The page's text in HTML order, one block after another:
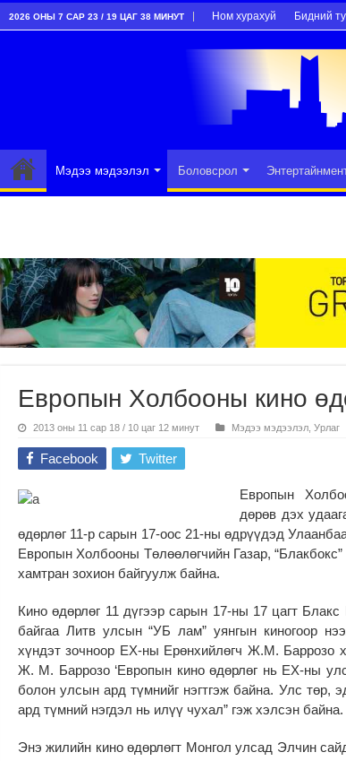
2026 ОНЫ 7 САР 23 / 19 ЦАГ 38 МИНУТ Ном хурахуй Бидний
Мэдээ мэдээлэл Боловсрол
Европын Холбооны кино
2013 оны 11 сар 18 / 10 цаг 12 минут Мэдээ мэдээлэл Урлаг
Facebook Twitter
Европын
дөрөв дэх
өдөрлөг 11-р сарын 17-оос 21-ны өдрүүдэд
Европын Холбооны Төлөөлөгчийн Газар,
хамтран зохион байгуулж байна.
Кино өдөрлөг 11 дүгээр сарын 17-ны 17 цагт Блакс
байгаа Литв улсын “УБ лам” уянгын киногоор
хүндэт зочноор ЕХ-ны Ерөнхийлөгч Ж.М. Баррозо
Ж. М. Баррозо ‘Европын кино өдөрлөг нь ЕХ-ны
болон улсын ард түмнийг нэгтгэж байна. Улс төр,
ард түмний нэгдэл нь илүү чухал” гэж хэлсэн байна.
Энэ жилийн кино өдөрлөгт Монгол улсад Элчин